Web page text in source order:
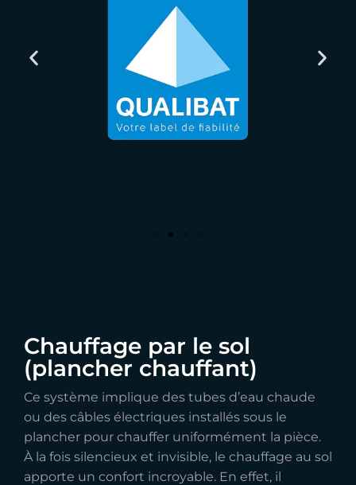
Chauffage par le sol
(plancher chauffant)
Ce système implique des tubes d’eau chaude
ou des câbles électriques installés sous le
plancher pour chauffer uniformément la pièce.
À la fois silencieux et invisible, le chauffage au sol
apporte un confort incroyable. En effet, il